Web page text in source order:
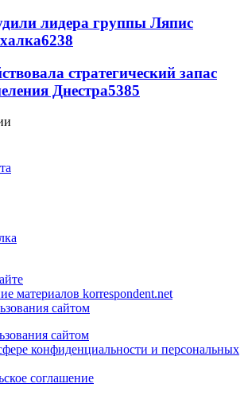
лидера группы Ляпис
6238
стратегический запас
Днестра5385
материалов korrespondent.net
сайтом
сайтом
конфиденциальности и персональных
соглашение